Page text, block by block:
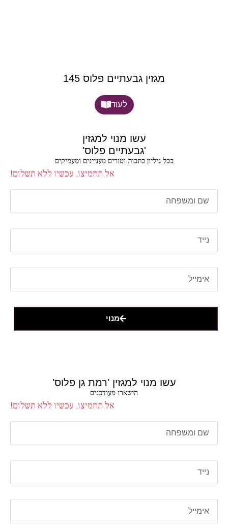
מגזין גבעתיים פלוס 145
לעוד
עשו מנוי למגזין
'גבעתיים פלוס'
בכל גיליון כתבות וטורים מעניינים ומעמיקים
אל תחמיצו, עכשיו ללא תשלום!
מנוי
עשו מנוי למגזין 'רמת גן פלוס'
הישארו מעודכנים
אל תחמיצו, עכשיו ללא תשלום!